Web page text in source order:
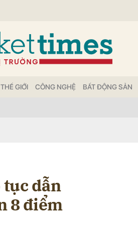
THẾ GIỚI CÔNG NGHỆ BẤT ĐỘNG SẢN
dẫn
8 điểm